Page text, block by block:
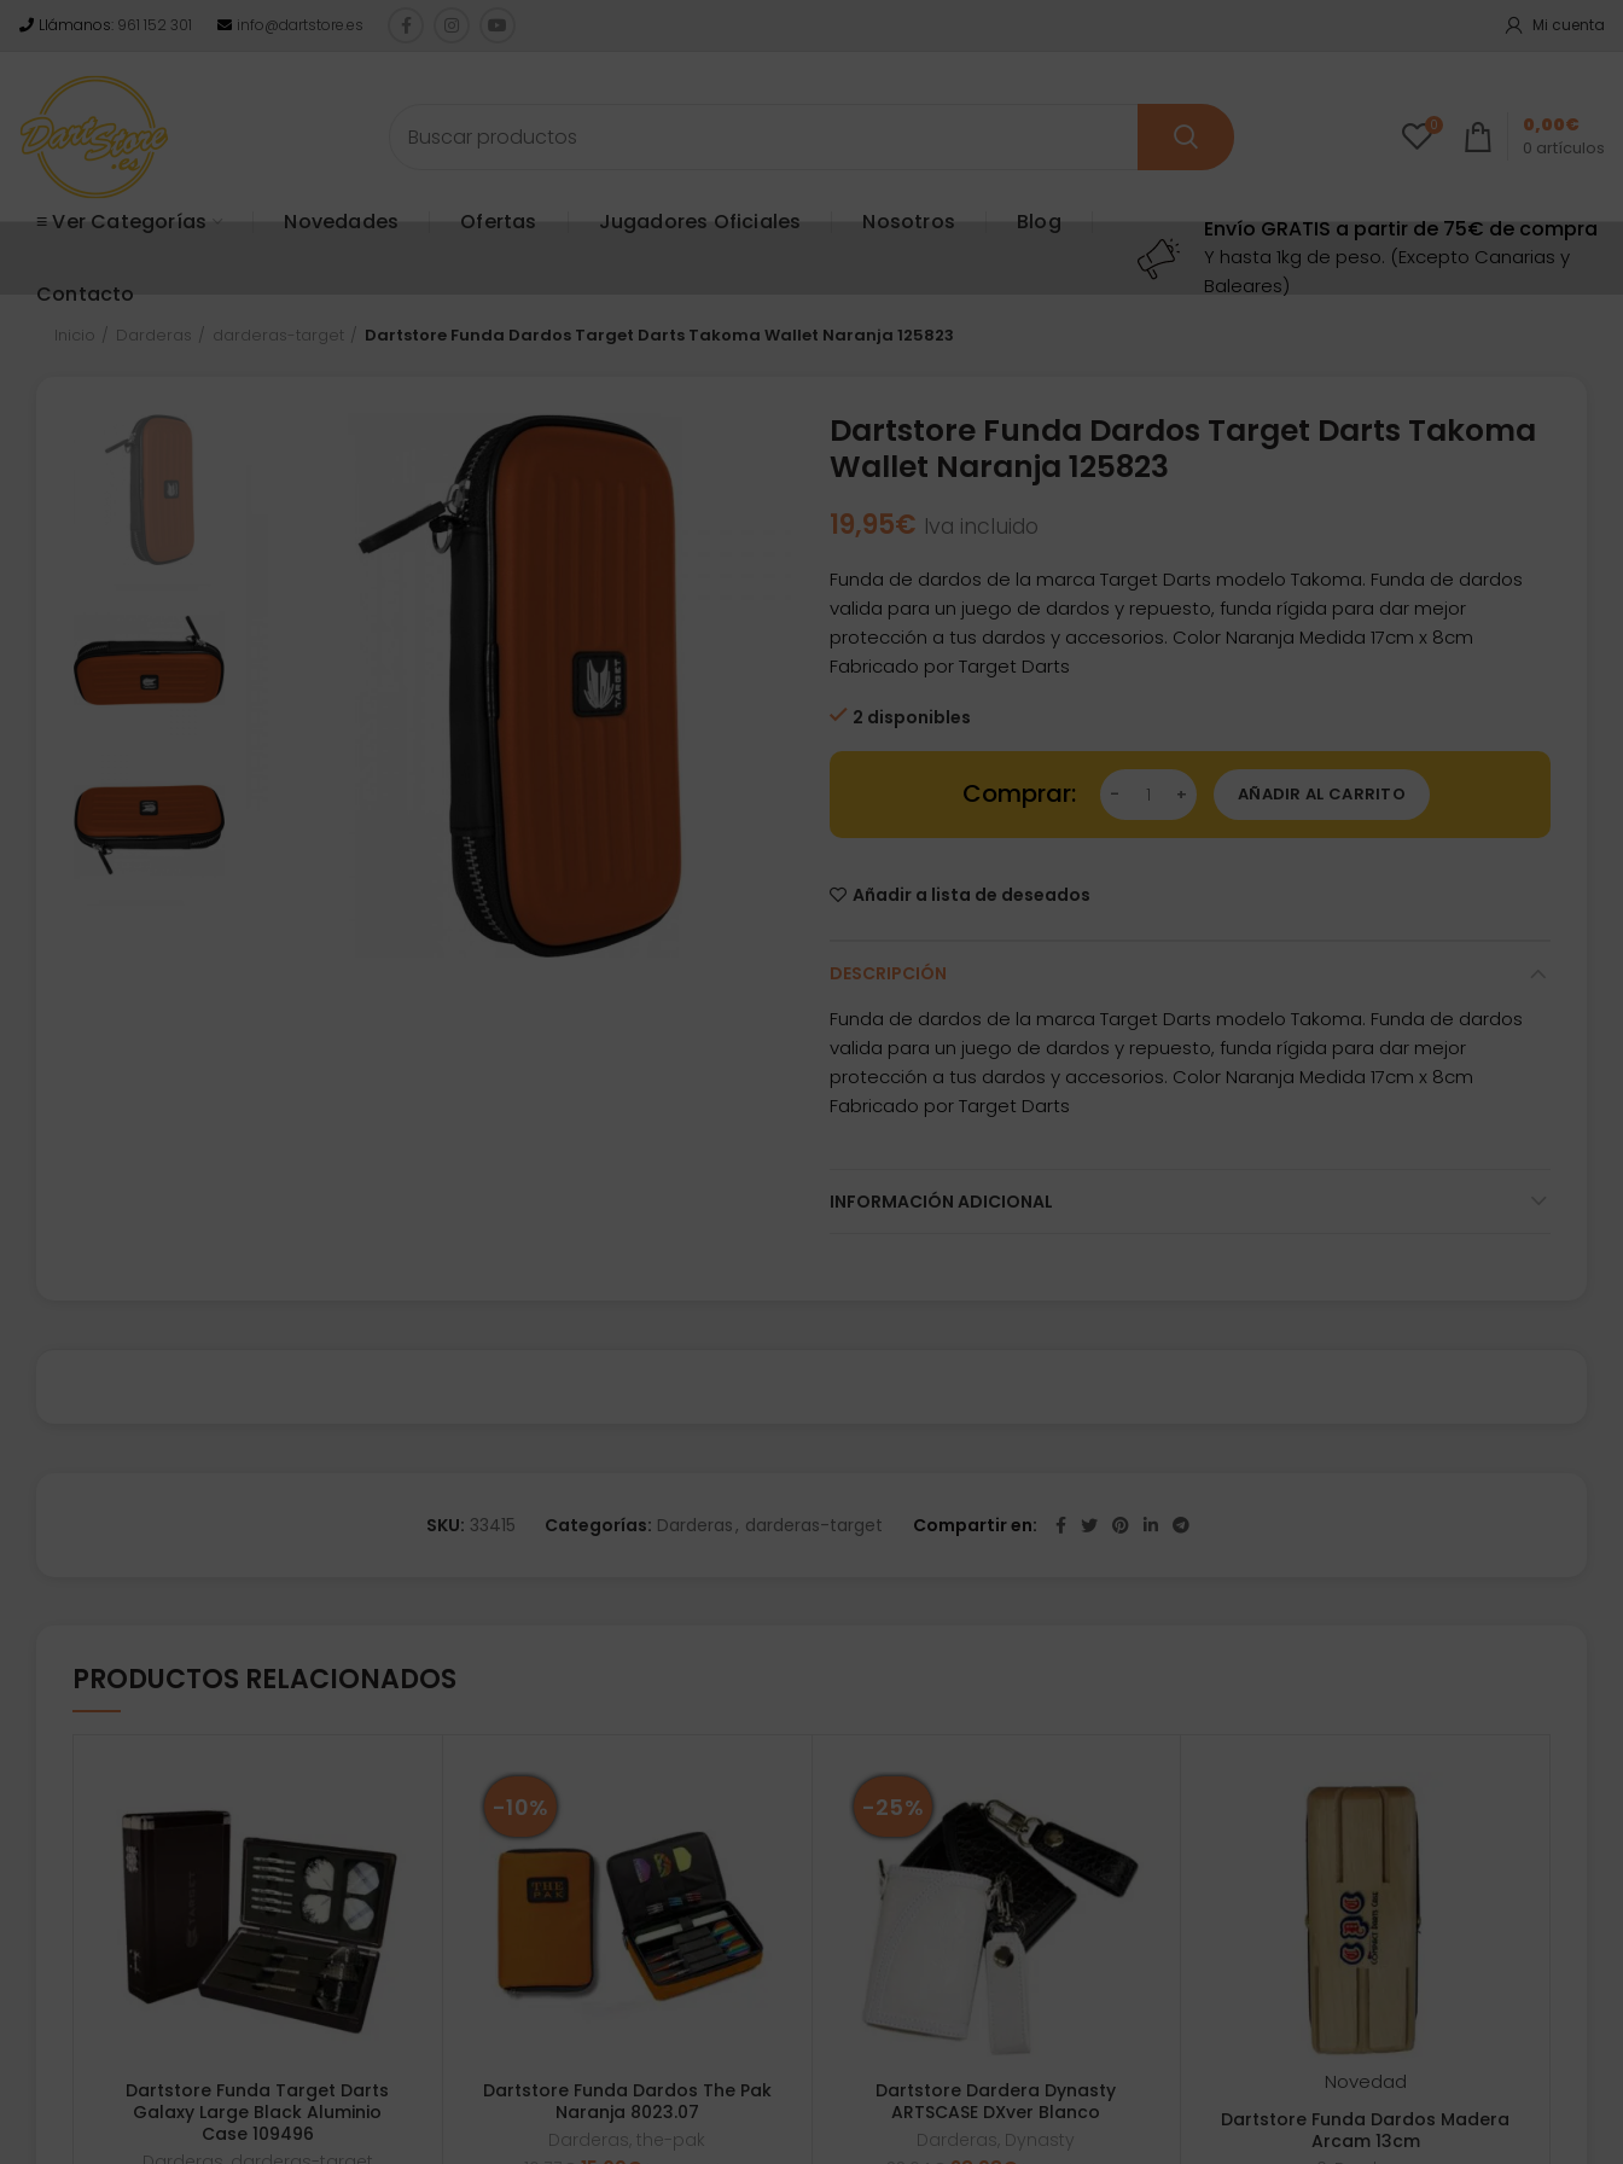
Llámanos: 961 152 301 info@dartstore.es Mi cuenta
0
0 artículos
0,00€
≡ Ver Categorías Novedades Ofertas Jugadores Oficiales Nosotros Blog
Contacto
Envío GRATIS a partir de 75€ de compra
Y hasta 1kg de peso. (Excepto Canarias y
Baleares)
Inicio Darderas darderas-target Dartstore Funda Dardos Target Darts Takoma Wallet Naranja 125823
Dartstore Funda Dardos Target Darts Takoma
Wallet Naranja 125823
19,95€ Iva incluido
Funda de dardos de la marca Target Darts modelo Takoma. Funda de dardos
valida para un juego de dardos y repuesto, funda rígida para dar mejor
protección a tus dardos y accesorios. Color Naranja Medida 17cm x 8cm
Fabricado por Target Darts
2 disponibles
Dartstore Funda Dardos Target Darts Takoma Wallet Naranja 125823 cantidad
AÑADIR AL CARRITO
Añadir a lista de deseados
DESCRIPCIÓN
Funda de dardos de la marca Target Darts modelo Takoma. Funda de dardos
valida para un juego de dardos y repuesto, funda rígida para dar mejor
protección a tus dardos y accesorios. Color Naranja Medida 17cm x 8cm
Fabricado por Target Darts
INFORMACIÓN ADICIONAL
SKU: 33415 Categorías: Darderas, darderas-target Compartir en
PRODUCTOS RELACIONADOS
Dartstore Funda Target Darts
Galaxy Large Black Aluminio
Case 109496
-10%
Dartstore Funda Dardos The Pak
Naranja 8023.07
Darderas,the-pak
-25%
Dartstore Dardera Dynasty
ARTSCASE DXver Blanco
Darderas, Dynasty
Novedad
Dartstore Funda Dardos Madera
Arcam 13cm